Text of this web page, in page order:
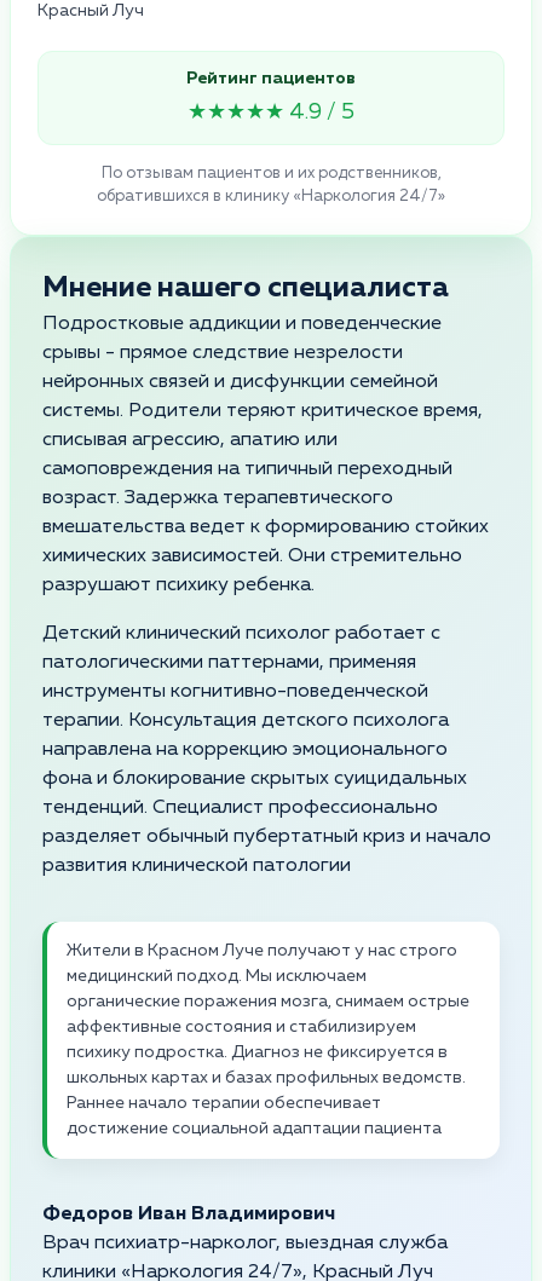
Красный Луч
Рейтинг пациентов
★★★★★ 4.9 / 5
По отзывам пациентов и их родственников,
обратившихся в клинику «Наркология 24/7»
Мнение нашего специалиста
Подростковые аддикции и поведенческие
срывы - прямое следствие незрелости
нейронных связей и дисфункции семейной
системы. Родители теряют критическое время,
списывая агрессию, апатию или
самоповреждения на типичный переходный
возраст. Задержка терапевтического
вмешательства ведет к формированию стойких
химических зависимостей. Они стремительно
разрушают психику ребенка.
Детский клинический психолог работает с
патологическими паттернами, применяя
инструменты когнитивно-поведенческой
терапии. Консультация детского психолога
направлена на коррекцию эмоционального
фона и блокирование скрытых суицидальных
тенденций. Специалист профессионально
разделяет обычный пубертатный криз и начало
развития клинической патологии
Жители в Красном Луче получают у нас строго
медицинский подход. Мы исключаем
органические поражения мозга, снимаем острые
аффективные состояния и стабилизируем
психику подростка. Диагноз не фиксируется в
школьных картах и базах профильных ведомств.
Раннее начало терапии обеспечивает
достижение социальной адаптации пациента
Федоров Иван Владимирович
Врач психиатр-нарколог, выездная служба
клиники «Наркология 24/7», Красный Луч